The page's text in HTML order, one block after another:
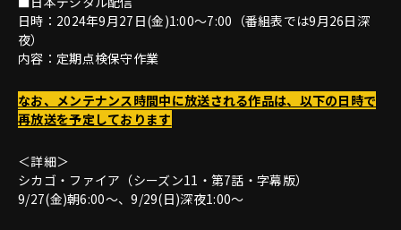
日時：2024年9月27日(金)1:00～7:00（番組表では9月26日深
夜）
内容：定期点検保守作業
なお、メンテナンス時間中に放送される作品は、以下の日時で
再放送を予定しております
＜詳細＞
シカゴ・ファイア（シーズン11・第7話・字幕版）
9/27(金)朝6:00～、9/29(日)深夜1:00～